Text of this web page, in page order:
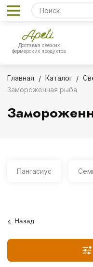
Доставка свежих
фермерских продуктов
Главная Каталог
Замороженная рыба
Пангасиус
Назад